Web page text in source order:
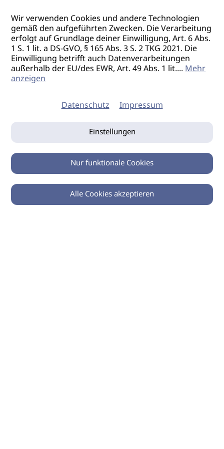
0
Wir verwenden Cookies und andere Technologien
gemäß den aufgeführten Zwecken. Die Verarbeitung
erfolgt auf Grundlage deiner Einwilligung, Art. 6 Abs.
1 S. 1 lit. a DS-GVO, § 165 Abs. 3 S. 2 TKG 2021. Die
Einwilligung betrifft auch Datenverarbeitungen
außerhalb der EU/des EWR, Art. 49 Abs. 1 lit....Mehr
anzeigen
Datenschutz Impressum
Einstellungen
Nur funktionale Cookies
Alle Cookies akzeptieren